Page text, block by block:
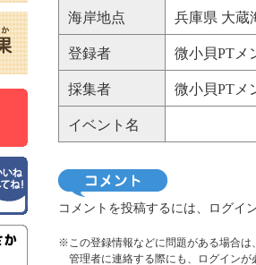
海岸地点 兵庫県 大蔵
登録者 微小貝PTメ
採集者 微小貝PTメ
イベント名
コメントを投稿するには、ログイ
※この登録情報などに問題がある場合は
管理者に連絡する際にも、ログインが